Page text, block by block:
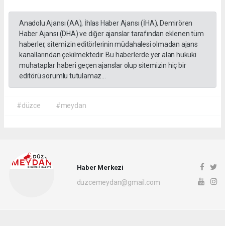
Anadolu Ajansı (AA), İhlas Haber Ajansı (İHA), Demirören
Haber Ajansı (DHA) ve diğer ajanslar tarafından eklenen tüm
haberler, sitemizin editörlerinin müdahalesi olmadan ajans
kanallarından çekilmektedir. Bu haberlerde yer alan hukuki
muhataplar haberi geçen ajanslar olup sitemizin hiç bir
editörü sorumlu tutulamaz...
#düzce #meydan
Haber Merkezi
duzcemeydan@gmail.com